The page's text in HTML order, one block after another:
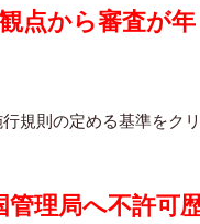
点から審査が
規則の定める基準をク
理局へ不許可